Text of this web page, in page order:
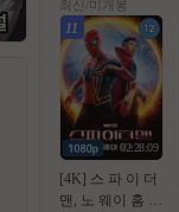
미군 병사 [ 럭키
스트라Ol크 ] 108
0p 5.1 완벽자막
최신/미개봉
11
02:28:09
[4K] 스 파 이 더
맨, 노 웨이 홈 (2